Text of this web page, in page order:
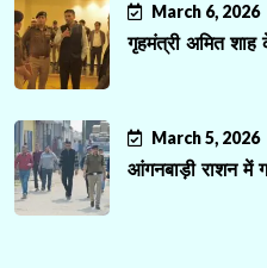
March 6, 2026
गृहमंत्री अमित
March 5, 2026
आंगनबाड़ी राशन में